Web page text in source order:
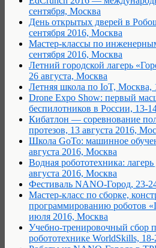
сентября, Москва
День открытых дверей в
сентября 2016, Москва
Мастер-классы по
сентября 2016, Москва
Летний городской лагерь
26 августа, Москва
Летняя школа по IoT, Москва,
Drone Expo Show: первый
беспилотников в России, 13-
Кибатлон — соревнование
протезов, 13 августа 2016,
Школа GoTo: машинное
августа 2016, Москва
Водная робототехника:
августа 2016, Москва
Фестиваль NANO-Город, 23-
Мастер-класс по сборке,
программированию роботов
июля 2016, Москва
Учебно-тренировочный сбор
робототехнике WorldSkills,